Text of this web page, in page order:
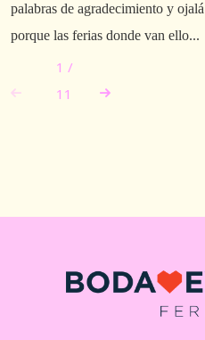
palabras de agradecimiento y
porque las ferias donde van ello...
1 /
11